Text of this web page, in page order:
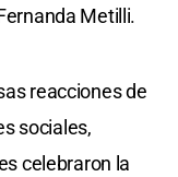
Metilli.
reacciones de
sociales,
celebraron la